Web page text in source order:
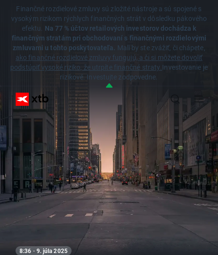
Finančné rozdielové zmluvy sú zložité nástroje a sú spojené s
vysokým rizikom rýchlych finančných strát v dôsledku pákového
efektu. Na 77 % účtov retailových investorov dochádza k
finančným stratám pri obchodovaní s finančnými rozdielovými
zmluvami u tohto poskytovateľa. Mali by ste zvážiť, či chápete,
ako finančné rozdielové zmluvy fungujú, a či si môžete dovoliť
podstúpiť vysoké riziko, že utrpíte finančné straty.Investovanie je
rizikové. Investujte zodpovedne.
8:36 · 9. júla 2025